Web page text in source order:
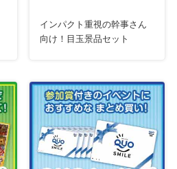
インパクト重視の幹事さん
向け！目玉景品セット